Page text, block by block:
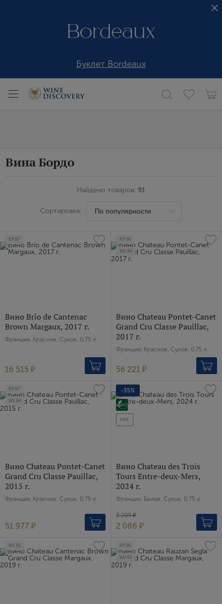
Буклет Bordeaux
Вина Бордо
Найдено товаров: 91
Сортировка:
RP 87
Вино Brio de Cantenac
Brown Margaux, 2017 г.
Франция, Красное, Сухое, 0.75 л
16 515 ₽
RP 96
WS 94
Вино Chateau Pontet-Canet
Grand Cru Classe Pauillac,
2017 г.
Франция, Красное, Сухое, 0.75 л
56 221 ₽
RP 97
WS 94
Вино Chateau Pontet-Canet
Grand Cru Classe Pauillac,
2015 г.
Франция, Красное, Сухое, 0.75 л
51 977 ₽
-35%
HVE
Вино Chateau des Trois
Tours Entre-deux-Mers,
2024 г.
Франция, Белое, Сухое, 0.75 л
3 209 ₽
2 086 ₽
WS 93 RP 96
WS 93